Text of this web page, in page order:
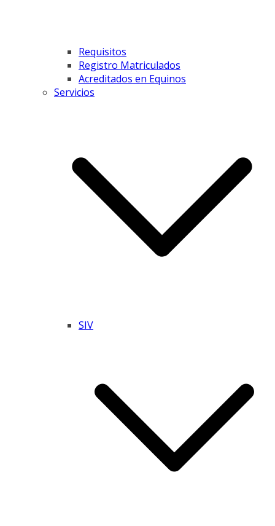
Requisitos
Registro Matriculados
Acreditados en Equinos
Servicios
SIV